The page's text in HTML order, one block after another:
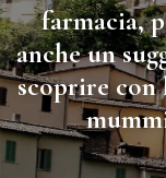
farmacia,
anche un
scoprire con